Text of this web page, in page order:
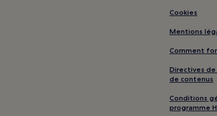
Cookies
Mentions
Comment
Directives
de contenus
Conditions
programme